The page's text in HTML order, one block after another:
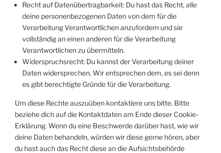
Recht auf Datenübertragbarkeit: Du hast das Recht, alle
deine personenbezogenen Daten von dem für die
Verarbeitung Verantwortlichen anzufordern und sie
vollständig an einen anderen für die Verarbeitung
Verantwortlichen zu übermitteln.
Widerspruchsrecht: Du kannst der Verarbeitung deiner
Daten widersprechen. Wir entsprechen dem, es sei denn
es gibt berechtigte Gründe für die Verarbeitung.
Um diese Rechte auszuüben kontaktiere uns bitte. Bitte
beziehe dich auf die Kontaktdaten am Ende dieser Cookie-
Erklärung. Wenn du eine Beschwerde darüber hast, wie wir
deine Daten behandeln, würden wir diese gerne hören, aber
du hast auch das Recht diese an die Aufsichtsbehörde